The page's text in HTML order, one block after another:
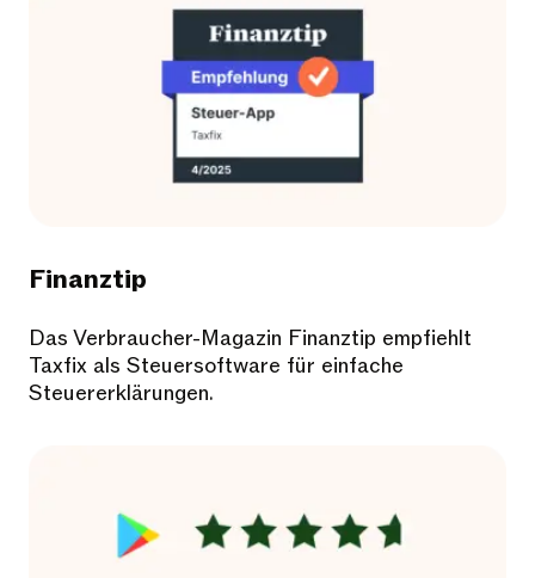
Finanztip
Das Verbraucher-Magazin Finanztip empfiehlt
Taxfix als Steuersoftware für einfache
Steuererklärungen.